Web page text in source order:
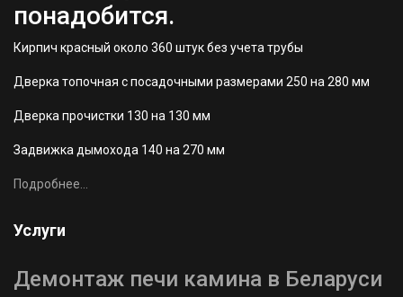
понадобится.
Кирпич красный около 360 штук без учета трубы
Дверка топочная с посадочными размерами 250 на 280 мм
Дверка прочистки 130 на 130 мм
Задвижка дымохода 140 на 270 мм
Подробнее...
Услуги
Демонтаж печи камина в Беларуси